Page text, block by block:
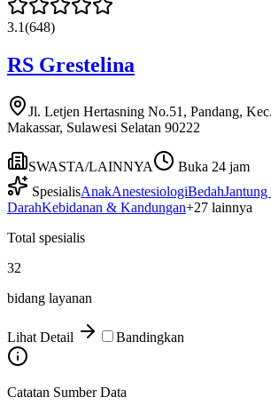
3.1(648)
RS Grestelina
Jl. Letjen Hertasning No.51, Pandang,
Makassar, Sulawesi Selatan 90222
SWASTA/LAINNYA
Buka 24 jam
SpesialisAnakAnestesiologiBedah
DarahKebidanan & Kandungan+27 lainnya
Total spesialis
32
bidang layanan
Lihat Detail Bandingkan
Catatan Sumber Data